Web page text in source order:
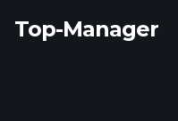
Top-Manager